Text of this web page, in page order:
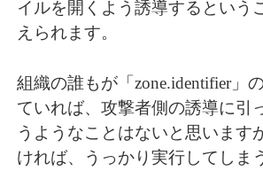
イルを開くよう誘導するという
えられます。
組織の誰もが「zone.identifier」
ていれば、攻撃者側の誘導に引
うようなことはないと思います
ければ、うっかり実行してしま